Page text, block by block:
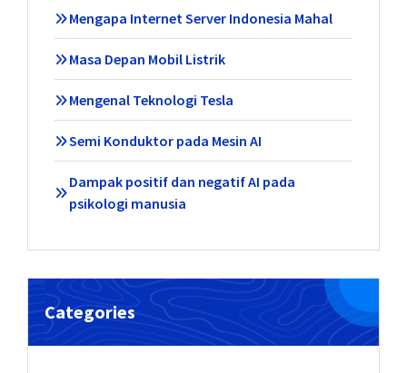
Mengapa Internet Server Indonesia Mahal
Masa Depan Mobil Listrik
Mengenal Teknologi Tesla
Semi Konduktor pada Mesin AI
Dampak positif dan negatif AI pada
psikologi manusia
Categories